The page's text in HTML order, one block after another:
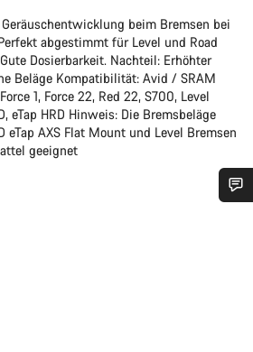
beim Bremsen bei
abgestimmt für Level und Road
Dosierbarkeit. Nachteil: Erhöhter
Beläge Kompatibilität: Avid / SRAM
1, Force 22, Red 22, S700, Level
eTap HRD Hinweis: Die Bremsbeläge
AXS Flat Mount und Level Bremsen
geeignet